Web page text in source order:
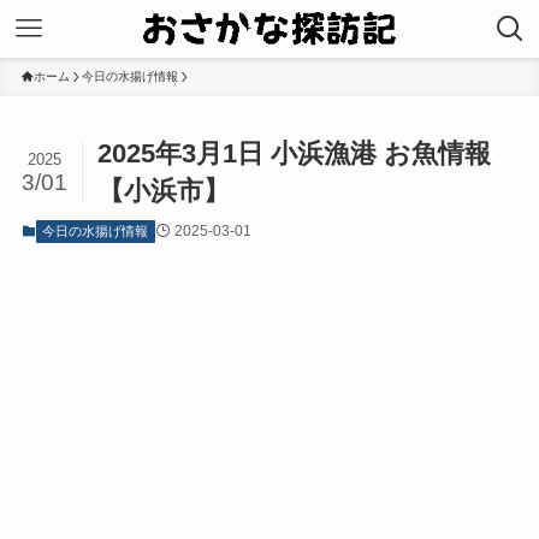
ホーム 今日の水揚げ情報
2025年3月1日 小浜漁港 お魚情報
【小浜市】
2025
3/01
今日の水揚げ情報 2025-03-01